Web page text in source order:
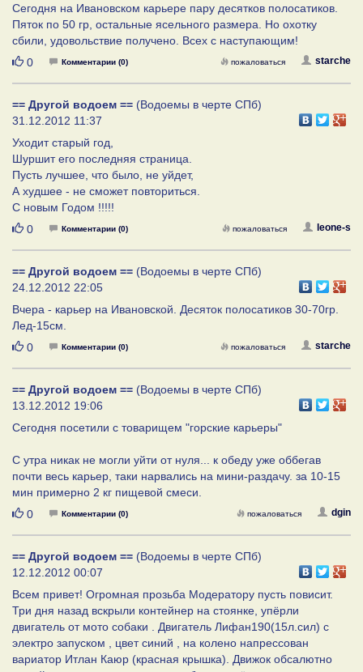
Сегодня на Ивановском карьере пару десятков полосатиков.
Пяток по 50 гр, остальные ясельного размера. Но охотку
сбили, удовольствие получено. Всех с наступающим!
Нравится
0 Комментарии (0) starche
пожаловаться
== Другой водоем == (Водоемы в черте СПб)
31.12.2012 11:37
Уходит старый год,
Шуршит его последняя страница.
Пусть лучшее, что было, не уйдет,
А худшее - не сможет повториться.
С новым Годом !!!!!
Нравится
0 Комментарии (0) leone-s
пожаловаться
== Другой водоем == (Водоемы в черте СПб)
24.12.2012 22:05
Вчера - карьер на Ивановской. Десяток полосатиков 30-70гр.
Лед-15см.
Нравится
0 Комментарии (0) starche
пожаловаться
== Другой водоем == (Водоемы в черте СПб)
13.12.2012 19:06
Сегодня посетили с товарищем "горские карьеры"
С утра никак не могли уйти от нуля... к обеду уже оббегав
почти весь карьер, таки нарвались на мини-раздачу. за 10-15
мин примерно 2 кг пищевой смеси.
Нравится
0 Комментарии (0) dgin
пожаловаться
== Другой водоем == (Водоемы в черте СПб)
12.12.2012 00:07
Всем привет! Огромная прозьба Модератору пусть повисит.
Три дня назад вскрыли контейнер на стоянке, упёрли
двигатель от мото собаки . Двигатель Лифан190(15л.сил) с
электро запуском , цвет синий , на колено напрессован
вариатор Итлан Каюр (красная крышка). Движок обсалютно